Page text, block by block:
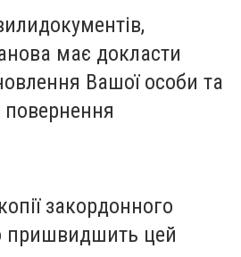
документів,
має докласти
Вашої особи та
закордонного
пришвидшить цей